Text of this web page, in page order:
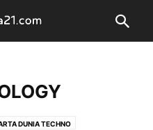
DUNIA TECHNO